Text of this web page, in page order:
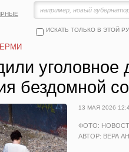
ИСКАТЬ ТОЛЬКО В ЭТОЙ
уголовное
бездомной
13 МАЯ 2026
ФОТО:
АВТОР: ВЕРА